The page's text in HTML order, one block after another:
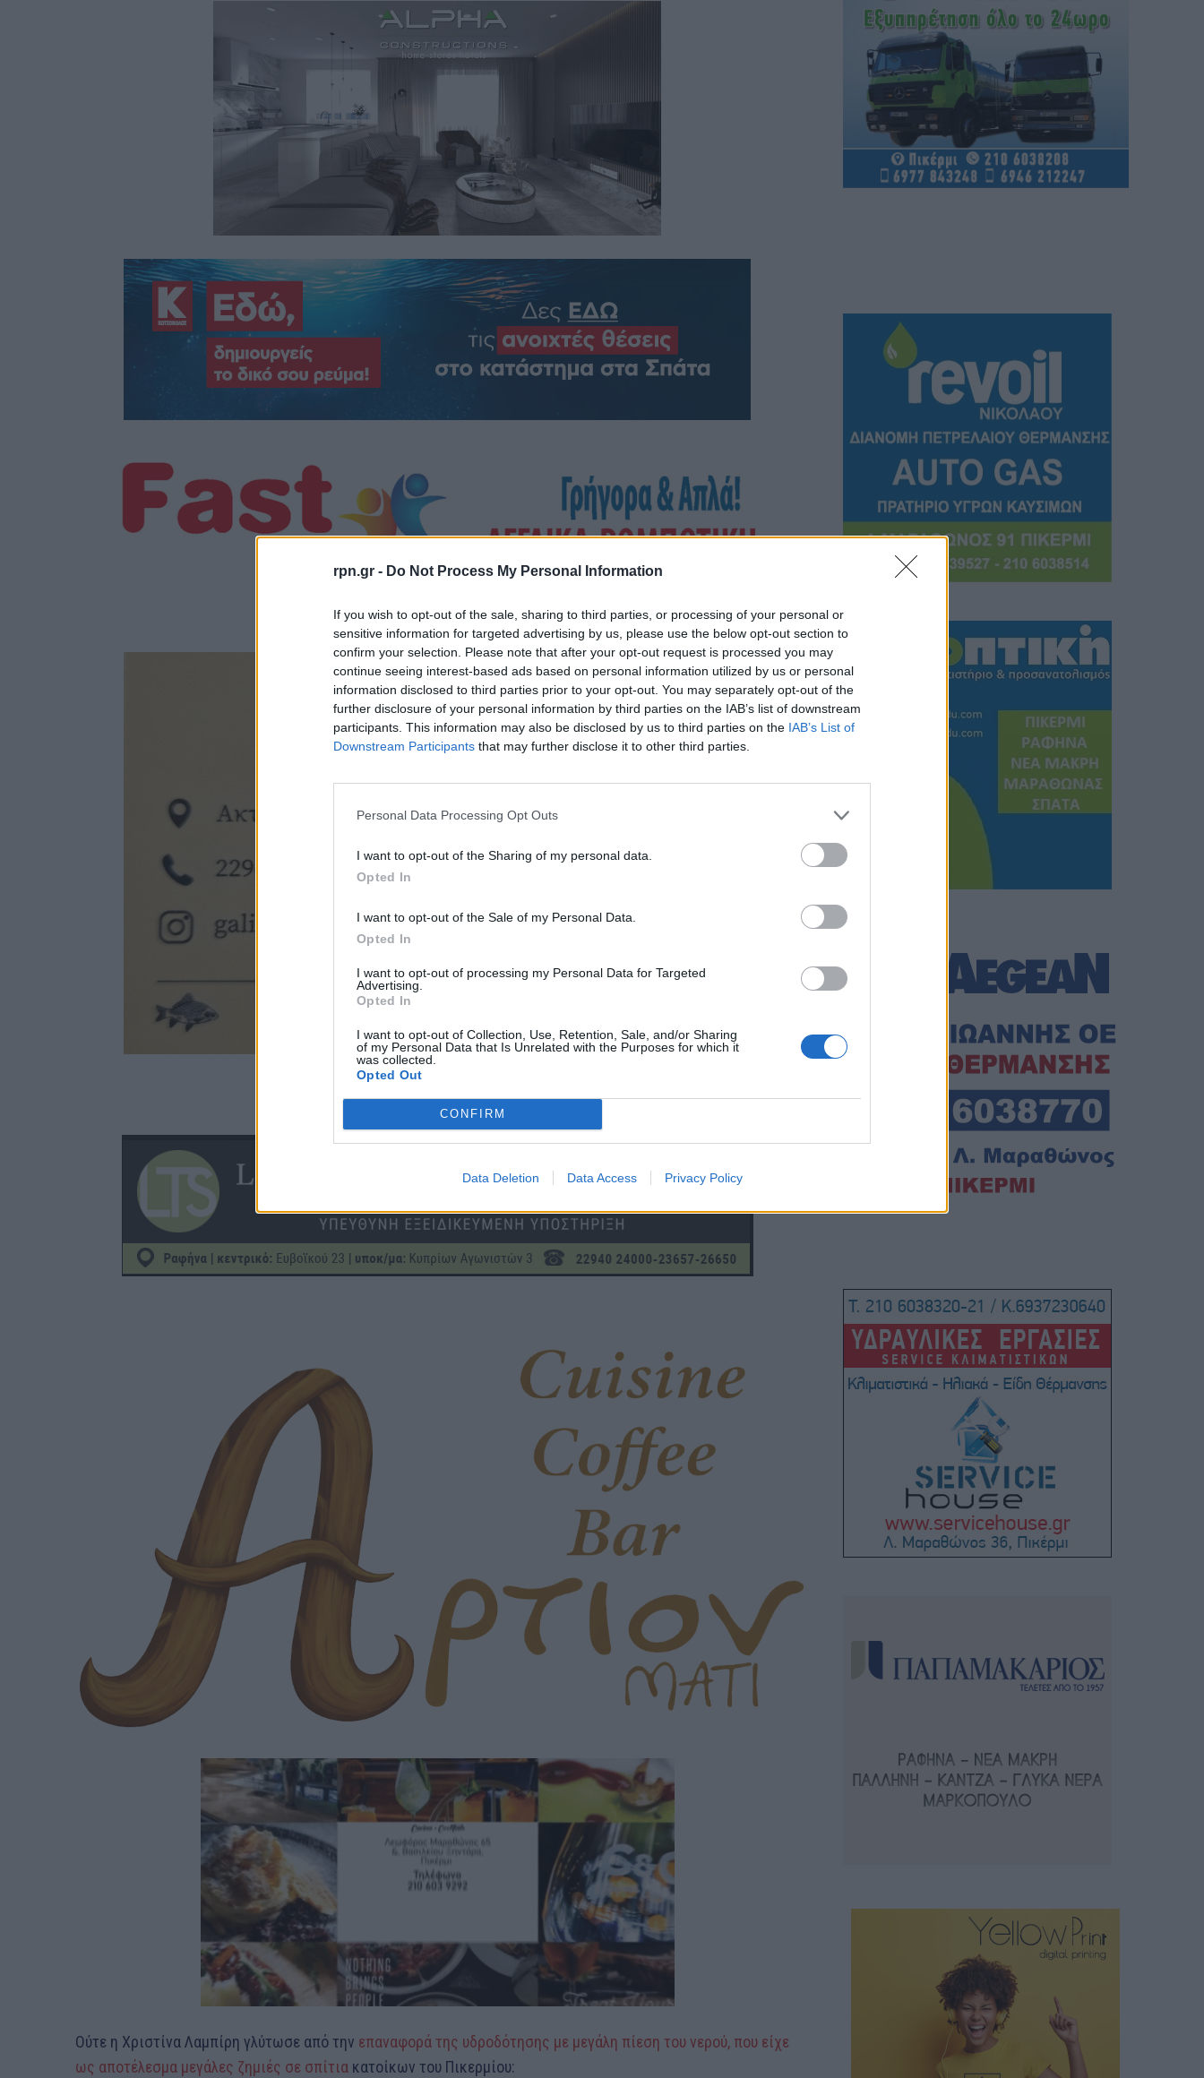
rpn.gr - Do Not Process My Personal Information
If you wish to opt-out of the sale, sharing to third parties, or processing of your personal or
sensitive information for targeted advertising by us, please use the below opt-out section to
confirm your selection. Please note that after your opt-out request is processed you may
continue seeing interest-based ads based on personal information utilized by us or personal
information disclosed to third parties prior to your opt-out. You may separately opt-out of the
further disclosure of your personal information by third parties on the IAB’s list of downstream
participants. This information may also be disclosed by us to third parties on the IAB’s List of
Downstream Participants that may further disclose it to other third parties.
Personal Data Processing Opt Outs
I want to opt-out of the Sharing of my personal data.
Opted In
I want to opt-out of the Sale of my Personal Data.
Opted In
I want to opt-out of processing my Personal Data for Targeted
Advertising.
Opted In
I want to opt-out of Collection, Use, Retention, Sale, and/or Sharing
of my Personal Data that Is Unrelated with the Purposes for which it
was collected.
Opted Out
CONFIRM
Data Deletion Data Access Privacy Policy
Ούτε η Χριστίνα Λαμπίρη γλύτωσε από την επαναφορά της υδροδότησης με μεγάλη πίεση του νερού, που είχε
ως αποτέλεσμα μεγάλες ζημιές σε σπίτια κατοίκων του Πικερμίου: